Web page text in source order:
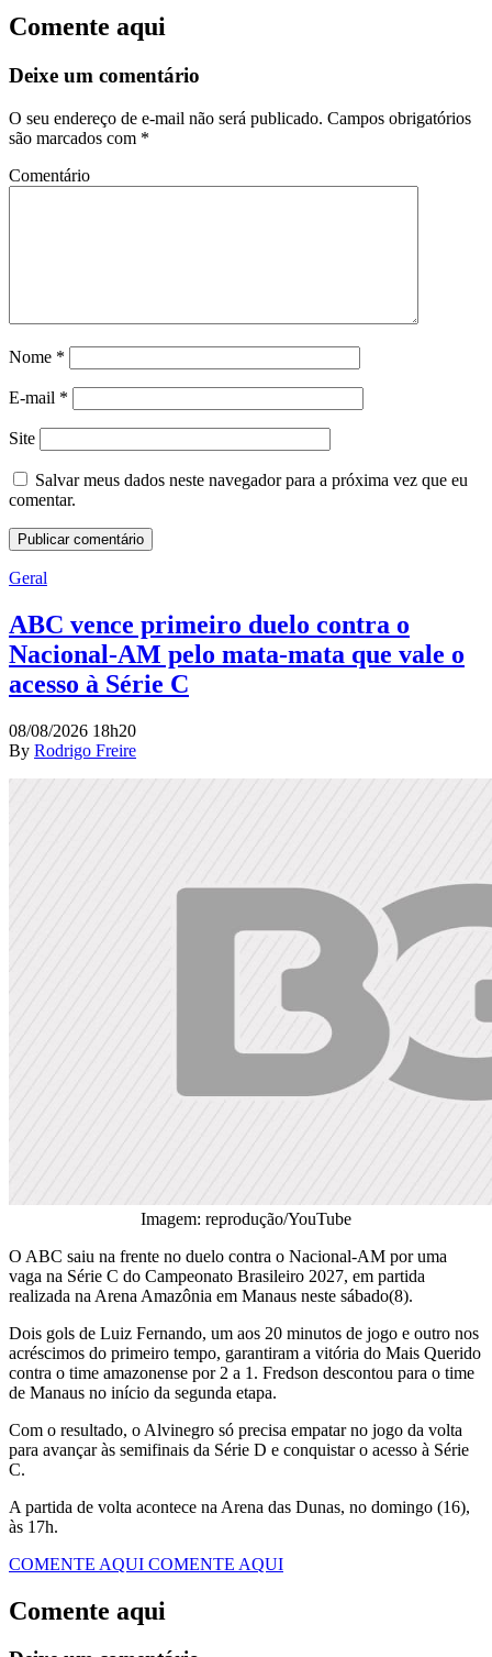
Comente aqui
Deixe um comentário
O seu endereço de e-mail não será publicado. Campos obrigatórios
são marcados com *
Comentário
Nome *
E-mail *
Site
Salvar meus dados neste navegador para a próxima vez que eu
comentar.
Geral
ABC vence primeiro duelo contra o
Nacional-AM pelo mata-mata que vale o
acesso à Série C
08/08/2026 18h20
By Rodrigo Freire
Imagem: reprodução/YouTube
O ABC saiu na frente no duelo contra o Nacional-AM por uma
vaga na Série C do Campeonato Brasileiro 2027, em partida
realizada na Arena Amazônia em Manaus neste sábado(8).
Dois gols de Luiz Fernando, um aos 20 minutos de jogo e outro nos
acréscimos do primeiro tempo, garantiram a vitória do Mais Querido
contra o time amazonense por 2 a 1. Fredson descontou para o time
de Manaus no início da segunda etapa.
Com o resultado, o Alvinegro só precisa empatar no jogo da volta
para avançar às semifinais da Série D e conquistar o acesso à Série
C.
A partida de volta acontece na Arena das Dunas, no domingo (16),
às 17h.
COMENTE AQUI COMENTE AQUI
Comente aqui